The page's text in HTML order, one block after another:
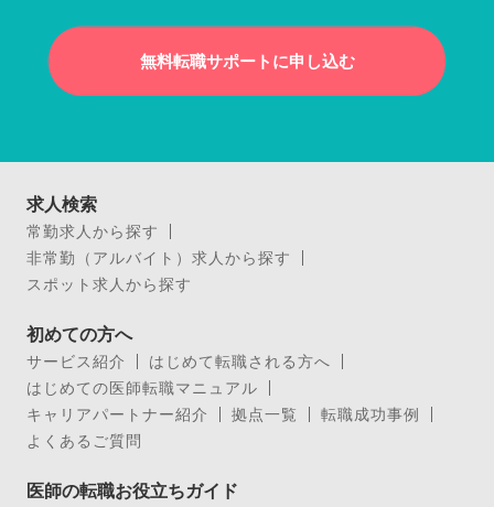
無料転職サポートに申し込む
求人検索
常勤求人から探す
非常勤（アルバイト）求人から探す
スポット求人から探す
初めての方へ
サービス紹介
はじめて転職される方へ
はじめての医師転職マニュアル
キャリアパートナー紹介
拠点一覧
転職成功事例
よくあるご質問
医師の転職お役立ちガイド